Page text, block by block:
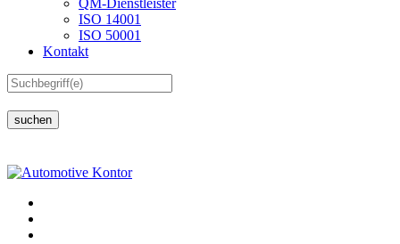
QM-Dienstleister
ISO 14001
ISO 50001
Kontakt
suchen